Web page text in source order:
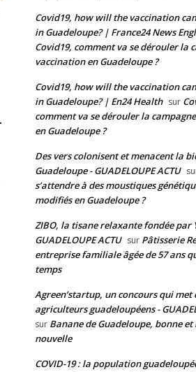
Covid19, how will the vaccination
in Guadeloupe? | France24 News
Covid19, comment va se dérouler la
vaccination en Guadeloupe ?
Covid19, how will the vaccination
in Guadeloupe? | En24 Health sur
comment va se dérouler la
en Guadeloupe ?
Des vers colonisent et menacent la
Guadeloupe - GUADELOUPE ACTU
s’attendre à des moustiques
modifiés en Guadeloupe ?
ZIBO, la tisane relaxante fondée par
GUADELOUPE ACTU sur Pâtisserie
entreprise familiale âgée de 57 ans
temps
Agreen’startup, un concours qui met
agriculteurs guadeloupéens -
sur Banane de Guadeloupe, bonne et
nouvelle
COVID-19 : la population